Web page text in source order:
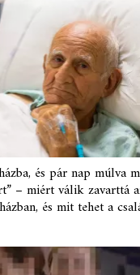
és pár nap múlva
– miért válik zavarttá
és mit tehet a